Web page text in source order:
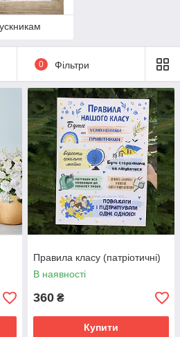
0 Фільтри
Правила класу (патріотичні)
В наявності
360 ₴
Купити